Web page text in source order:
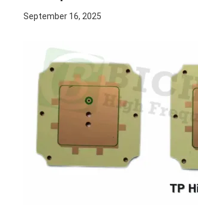
September 16, 2025